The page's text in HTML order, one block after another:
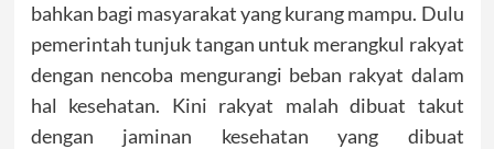
bahkan bagi masyarakat yang kurang mampu. Dulu
pemerintah tunjuk tangan untuk merangkul rakyat
dengan nencoba mengurangi beban rakyat dalam
hal kesehatan. Kini rakyat malah dibuat takut
dengan jaminan kesehatan yang dibuat